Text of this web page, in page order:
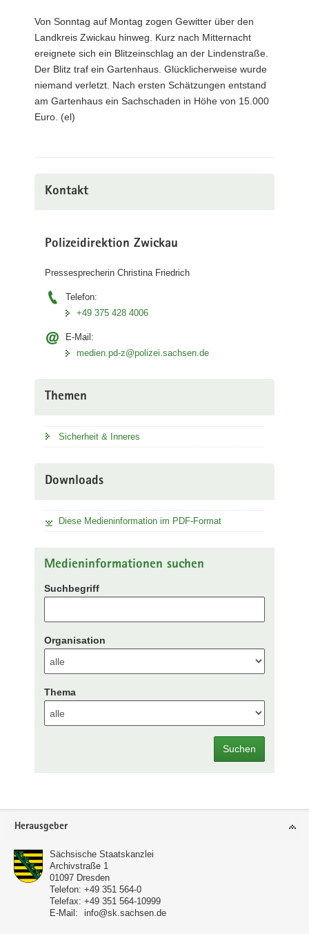
Von Sonntag auf Montag zogen Gewitter über den
Landkreis Zwickau hinweg. Kurz nach Mitternacht
ereignete sich ein Blitzeinschlag an der Lindenstraße.
Der Blitz traf ein Gartenhaus. Glücklicherweise wurde
niemand verletzt. Nach ersten Schätzungen entstand
am Gartenhaus ein Sachschaden in Höhe von 15.000
Euro. (el)
Kontakt
Polizeidirektion Zwickau
Pressesprecherin Christina Friedrich
Telefon:
+49 375 428 4006
E-Mail:
medien.pd-z@polizei.sachsen.de
Themen
Sicherheit & Inneres
Downloads
Diese Medieninformation im PDF-Format
Medieninformationen suchen
Suchbegriff
Organisation
Thema
Suchen
Footer-
Herausgeber
Sächsische Staatskanzlei
Archivstraße 1
01097 Dresden
Telefon: +49 351 564-0
Telefax: +49 351 564-10999
E-Mail:
info@sk.sachsen.de